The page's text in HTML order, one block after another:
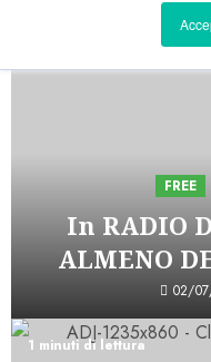
FREE
In RADIO
ALMENO
02/
1 minuti di lettura